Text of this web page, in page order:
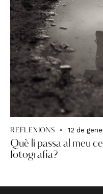
REFLEXIONS 12 de
Què li passa al meu
fotografia?